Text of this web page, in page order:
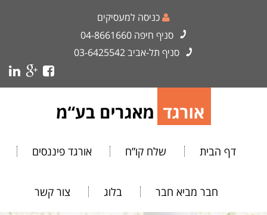
כניסה למעסיקים
סניף חיפה 04-8661660
סניף תל-אביב03-6425542
דף הבית שלח קו”ח אורגד פיננסים
חבר מביא חבר בלוג צור קשר